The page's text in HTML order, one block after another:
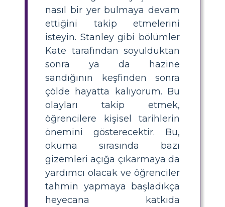
nasıl bir yer bulmaya devam
ettiğini takip etmelerini
isteyin. Stanley gibi bölümler
Kate tarafından soyulduktan
sonra ya da hazine
sandığının keşfinden sonra
çölde hayatta kalıyorum. Bu
olayları takip etmek,
öğrencilere kişisel tarihlerin
önemini gösterecektir. Bu,
okuma sırasında bazı
gizemleri açığa çıkarmaya da
yardımcı olacak ve öğrenciler
tahmin yapmaya başladıkça
heyecana katkıda